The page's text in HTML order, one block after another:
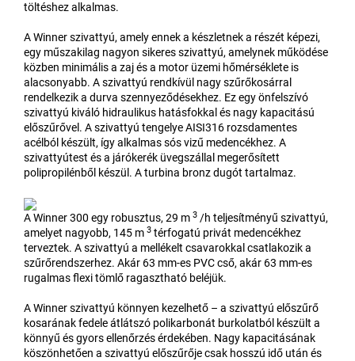
töltéshez alkalmas.
A Winner szivattyú, amely ennek a készletnek a részét képezi,
egy műszakilag nagyon sikeres szivattyú, amelynek működése
közben minimális a zaj és a motor üzemi hőmérséklete is
alacsonyabb. A szivattyú rendkívül nagy szűrőkosárral
rendelkezik a durva szennyeződésekhez. Ez egy önfelszívó
szivattyú kiváló hidraulikus hatásfokkal és nagy kapacitású
előszűrővel. A szivattyú tengelye AISI316 rozsdamentes
acélból készült, így alkalmas sós vizű medencékhez. A
szivattyútest és a járókerék üvegszállal megerősített
polipropilénből készül. A turbina bronz dugót tartalmaz.
A Winner 300 egy robusztus, 29 m 3 /h teljesítményű szivattyú,
amelyet nagyobb, 145 m 3 térfogatú privát medencékhez
terveztek. A szivattyú a mellékelt csavarokkal csatlakozik a
szűrőrendszerhez. Akár 63 mm-es PVC cső, akár 63 mm-es
rugalmas flexi tömlő ragasztható beléjük.
A Winner szivattyú könnyen kezelhető – a szivattyú előszűrő
kosarának fedele átlátszó polikarbonát burkolatból készült a
könnyű és gyors ellenőrzés érdekében. Nagy kapacitásának
köszönhetően a szivattyú előszűrője csak hosszú idő után és